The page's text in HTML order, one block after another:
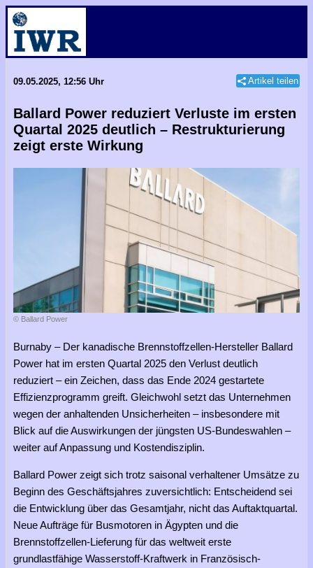
09.05.2025, 12:56 Uhr Artikel teilen
Ballard Power reduziert Verluste im ersten
Quartal 2025 deutlich – Restrukturierung
zeigt erste Wirkung
© Ballard Power
Burnaby – Der kanadische Brennstoffzellen-Hersteller Ballard
Power hat im ersten Quartal 2025 den Verlust deutlich
reduziert – ein Zeichen, dass das Ende 2024 gestartete
Effizienzprogramm greift. Gleichwohl setzt das Unternehmen
wegen der anhaltenden Unsicherheiten – insbesondere mit
Blick auf die Auswirkungen der jüngsten US-Bundeswahlen –
weiter auf Anpassung und Kostendisziplin.
Ballard Power zeigt sich trotz saisonal verhaltener Umsätze zu
Beginn des Geschäftsjahres zuversichtlich: Entscheidend sei
die Entwicklung über das Gesamtjahr, nicht das Auftaktquartal.
Neue Aufträge für Busmotoren in Ägypten und die
Brennstoffzellen-Lieferung für das weltweit erste
grundlastfähige Wasserstoff-Kraftwerk in Französisch-